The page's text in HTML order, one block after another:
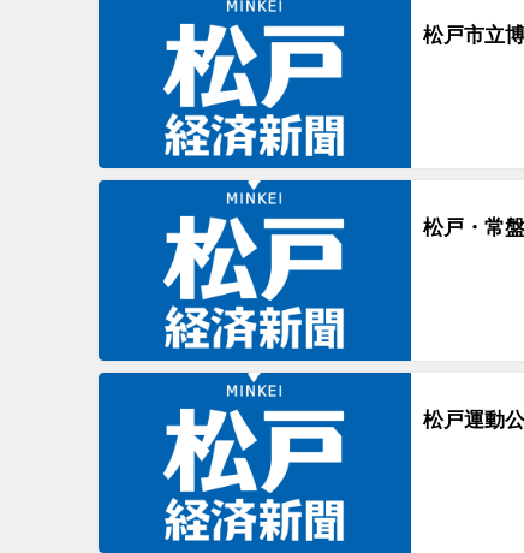
松戸市立
松戸・常
松戸運動